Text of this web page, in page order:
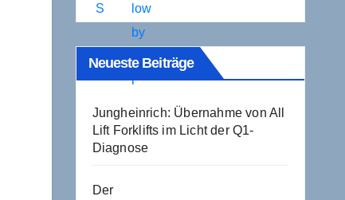
Neueste Beiträge
Jungheinrich: Übernahme von All
Lift Forklifts im Licht der Q1-
Diagnose
Der